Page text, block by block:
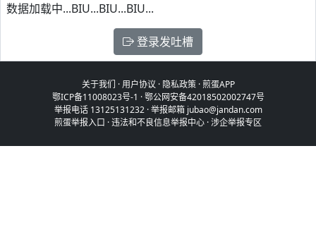
数据加载中...BIU...BIU...BIU...
登录发吐槽
关于我们 ·用户协议 · 隐私政策·煎蛋APP
鄂ICP备11008023号-1 ·鄂公网安备42018502002747号
举报电话 13125131232 · 举报邮箱 jubao@jandan.com
煎蛋举报入口 ·违法和不良信息举报中心 ·涉企举报专区